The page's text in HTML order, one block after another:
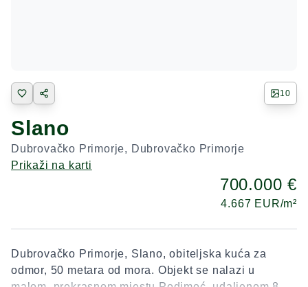
10
Slano
Dubrovačko Primorje, Dubrovačko Primorje
Prikaži na karti
700.000 €
4.667 EUR/m²
Dubrovačko Primorje, Slano, obiteljska kuća za
odmor, 50 metara od mora. Objekt se nalazi u